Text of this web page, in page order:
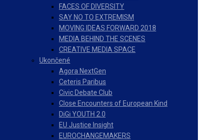
FACES OF DIVERSITY
SAY NO TO EXTREMISM
MOVING IDEAS FORWARD 2018
MEDIA BEHIND THE SCENES
CREATIVE MEDIA SPACE
Ukončené
Agora NextGen
Ceteris Paribus
Civic Debate Club
Close Encounters of European Kind
DiGi YOUTH 2.0
EU Justice Insight
EUROCHANGEMAKERS